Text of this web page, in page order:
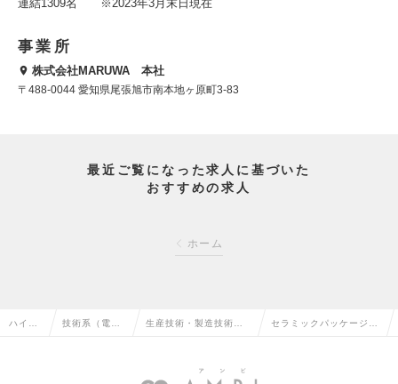
連結1309名 ※2023年3月末日現在
事業所
株式会社MARUWA 本社
〒488-0044 愛知県尾張旭市南本地ヶ原町3-83
最近ご覧になった求人に基づいた
おすすめの求人
ホーム
ハイク 技術系（電 生産技術・製造技術・
気・電子）の転職
セラミックパッケージの